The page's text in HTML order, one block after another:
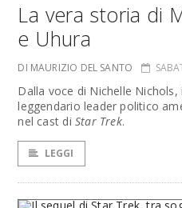
La vera storia di
e Uhura
DI MAURIZIO DEL SANTO
Dalla voce di Nichelle
leggendario leader politico
nel cast di Star Trek.
LEGGI